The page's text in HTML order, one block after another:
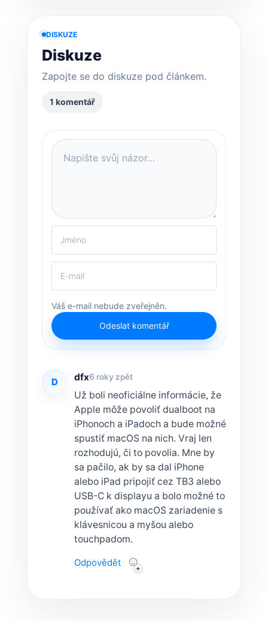
DISKUZE
Diskuze
Zapojte se do diskuze pod článkem.
1 komentář
Váš e-mail nebude zveřejněn.
Odeslat komentář
D dfx6 roky zpět
Už boli neoficiálne informácie, že
Apple môže povoliť dualboot na
iPhonoch a iPadoch a bude možné
spustiť macOS na nich. Vraj len
rozhodujú, či to povolia. Mne by
sa pačilo, ak by sa dal iPhone
alebo iPad pripojiť cez TB3 alebo
USB-C k displayu a bolo možné to
používať ako macOS zariadenie s
klávesnicou a myšou alebo
touchpadom.
Odpovědět·